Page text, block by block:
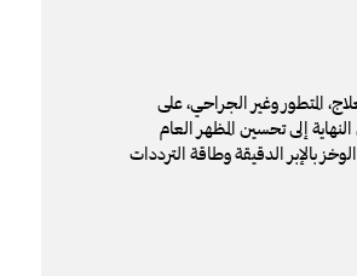
المتطور وغير الجراحي، على
إلى تحسين المظهر العام
مبتكرتين: الوخز بالإبر الدقيقة وطاقة الترددات